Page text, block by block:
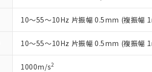
10～55～10Hz 片振幅 0.5mm (複振幅
10～55～10Hz 片振幅 0.5mm (複振幅
1000m/s2
り割愛しております。